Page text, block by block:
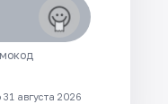
31 августа 2026